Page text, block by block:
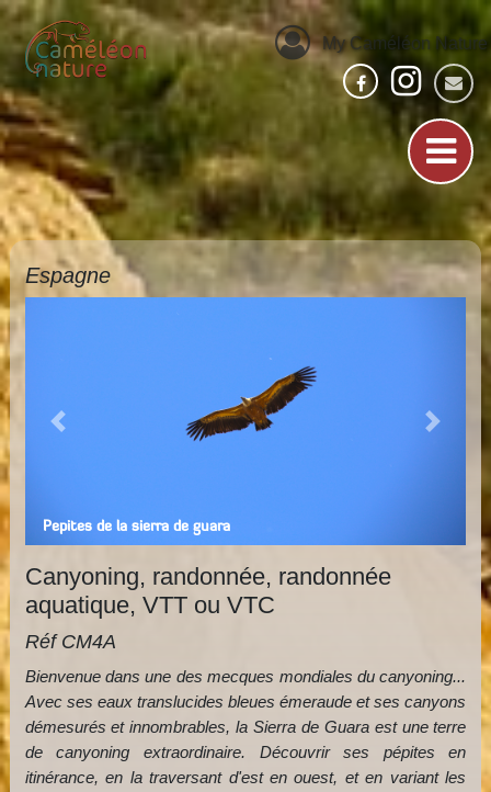
My Caméléon Nature
Espagne
Previous Next
Pepites de la sierra de guara
Canyoning, randonnée, randonnée
aquatique, VTT ou VTC
Réf CM4A
Bienvenue dans une des mecques mondiales du canyoning...
Avec ses eaux translucides bleues émeraude et ses canyons
démesurés et innombrables, la Sierra de Guara est une terre
de canyoning extraordinaire. Découvrir ses pépites en
itinérance, en la traversant d'est en ouest, et en variant les